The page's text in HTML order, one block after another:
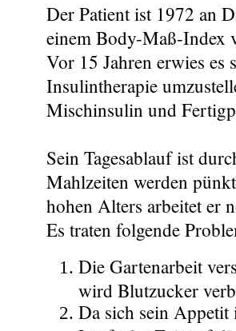
Der Patient ist 1972 an
einem Body-Maß-Index
Vor 15 Jahren erwies es
Insulintherapie
Mischinsulin und
Sein Tagesablauf ist
Mahlzeiten werden
hohen Alters arbeitet er
Es traten folgende
Die Gartenarbeit
wird Blutzucker
Da sich sein Appetit